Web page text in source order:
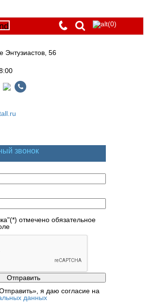
(0)
Энтузиастов, 56
звонок
отмечено обязательное
я даю согласие на
данных